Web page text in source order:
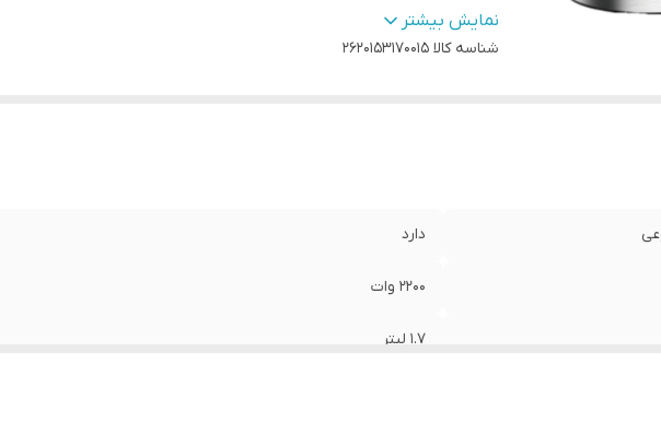
ضمانت اصالت کالا و ارسال فوری
گارانتی 18 ماهه
:دارد
نمایش بیشتر
شناسه کالا 2620153170015
دارد
2200 وات
1.7 لیتر